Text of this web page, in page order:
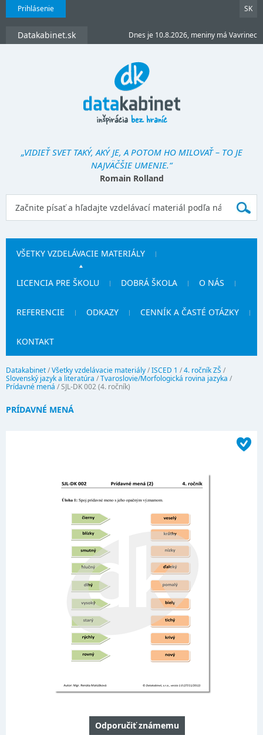
Prihlásenie SK
Datakabinet.sk Dnes je 10.8.2026, meniny má Vavrinec
„VIDIEŤ SVET TAKÝ, AKÝ JE, A POTOM HO MILOVAŤ – TO JE
NAJVÄČŠIE UMENIE.“
Romain Rolland
VŠETKY VZDELÁVACIE MATERIÁLY
LICENCIA PRE ŠKOLU DOBRÁ ŠKOLA O NÁS
REFERENCIE ODKAZY CENNÍK A ČASTÉ OTÁZKY
KONTAKT
Datakabinet/Všetky vzdelávacie materiály/ISCED 1 /4. ročník ZŠ /
Slovenský jazyk a literatúra /Tvaroslovie/Morfologická rovina jazyka /
Prídavné mená /SJL-DK 002 (4. ročník)
PRÍDAVNÉ MENÁ
Odporučiť známemu